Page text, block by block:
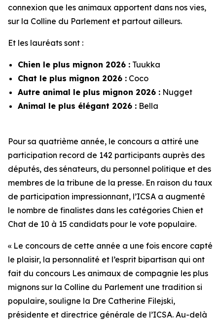
connexion que les animaux apportent dans nos vies,
sur la Colline du Parlement et partout ailleurs.
Et les lauréats sont :
Chien le plus mignon 2026 : Tuukka
Chat le plus mignon 2026 : Coco
Autre animal le plus mignon 2026 : Nugget
Animal le plus élégant 2026 : Bella
Pour sa quatrième année, le concours a attiré une
participation record de 142 participants auprès des
députés, des sénateurs, du personnel politique et des
membres de la tribune de la presse. En raison du taux
de participation impressionnant, l’ICSA a augmenté
le nombre de finalistes dans les catégories Chien et
Chat de 10 à 15 candidats pour le vote populaire.
« Le concours de cette année a une fois encore capté
le plaisir, la personnalité et l’esprit bipartisan qui ont
fait du concours Les animaux de compagnie les plus
mignons sur la Colline du Parlement une tradition si
populaire, souligne la Dre Catherine Filejski,
présidente et directrice générale de l’ICSA. Au-delà